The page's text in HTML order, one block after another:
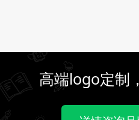
高端logo定制